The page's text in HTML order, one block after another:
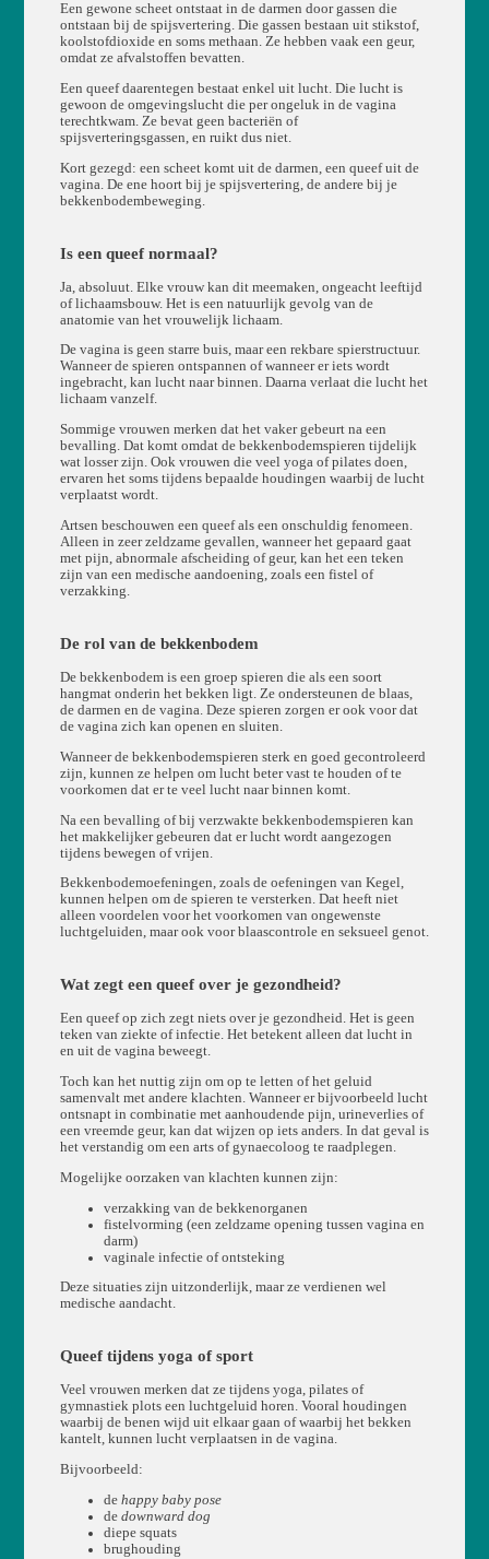
Een gewone scheet ontstaat in de darmen door gassen die
ontstaan bij de spijsvertering. Die gassen bestaan uit stikstof,
koolstofdioxide en soms methaan. Ze hebben vaak een geur,
omdat ze afvalstoffen bevatten.
Een queef daarentegen bestaat enkel uit lucht. Die lucht is
gewoon de omgevingslucht die per ongeluk in de vagina
terechtkwam. Ze bevat geen bacteriën of
spijsverteringsgassen, en ruikt dus niet.
Kort gezegd: een scheet komt uit de darmen, een queef uit de
vagina. De ene hoort bij je spijsvertering, de andere bij je
bekkenbodembeweging.
Is een queef normaal?
Ja, absoluut. Elke vrouw kan dit meemaken, ongeacht leeftijd
of lichaamsbouw. Het is een natuurlijk gevolg van de
anatomie van het vrouwelijk lichaam.
De vagina is geen starre buis, maar een rekbare spierstructuur.
Wanneer de spieren ontspannen of wanneer er iets wordt
ingebracht, kan lucht naar binnen. Daarna verlaat die lucht het
lichaam vanzelf.
Sommige vrouwen merken dat het vaker gebeurt na een
bevalling. Dat komt omdat de bekkenbodemspieren tijdelijk
wat losser zijn. Ook vrouwen die veel yoga of pilates doen,
ervaren het soms tijdens bepaalde houdingen waarbij de lucht
verplaatst wordt.
Artsen beschouwen een queef als een onschuldig fenomeen.
Alleen in zeer zeldzame gevallen, wanneer het gepaard gaat
met pijn, abnormale afscheiding of geur, kan het een teken
zijn van een medische aandoening, zoals een fistel of
verzakking.
De rol van de bekkenbodem
De bekkenbodem is een groep spieren die als een soort
hangmat onderin het bekken ligt. Ze ondersteunen de blaas,
de darmen en de vagina. Deze spieren zorgen er ook voor dat
de vagina zich kan openen en sluiten.
Wanneer de bekkenbodemspieren sterk en goed gecontroleerd
zijn, kunnen ze helpen om lucht beter vast te houden of te
voorkomen dat er te veel lucht naar binnen komt.
Na een bevalling of bij verzwakte bekkenbodemspieren kan
het makkelijker gebeuren dat er lucht wordt aangezogen
tijdens bewegen of vrijen.
Bekkenbodemoefeningen, zoals de oefeningen van Kegel,
kunnen helpen om de spieren te versterken. Dat heeft niet
alleen voordelen voor het voorkomen van ongewenste
luchtgeluiden, maar ook voor blaascontrole en seksueel genot.
Wat zegt een queef over je gezondheid?
Een queef op zich zegt niets over je gezondheid. Het is geen
teken van ziekte of infectie. Het betekent alleen dat lucht in
en uit de vagina beweegt.
Toch kan het nuttig zijn om op te letten of het geluid
samenvalt met andere klachten. Wanneer er bijvoorbeeld lucht
ontsnapt in combinatie met aanhoudende pijn, urineverlies of
een vreemde geur, kan dat wijzen op iets anders. In dat geval is
het verstandig om een arts of gynaecoloog te raadplegen.
Mogelijke oorzaken van klachten kunnen zijn:
verzakking van de bekkenorganen
fistelvorming (een zeldzame opening tussen vagina en
darm)
vaginale infectie of ontsteking
Deze situaties zijn uitzonderlijk, maar ze verdienen wel
medische aandacht.
Queef tijdens yoga of sport
Veel vrouwen merken dat ze tijdens yoga, pilates of
gymnastiek plots een luchtgeluid horen. Vooral houdingen
waarbij de benen wijd uit elkaar gaan of waarbij het bekken
kantelt, kunnen lucht verplaatsen in de vagina.
Bijvoorbeeld:
de happy baby pose
de downward dog
diepe squats
brughouding